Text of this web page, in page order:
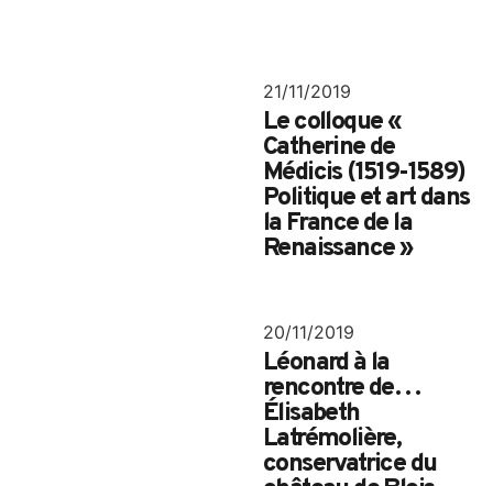
21/11/2019
Le colloque «
Catherine de
Médicis (1519-1589)
Politique et art dans
la France de la
Renaissance »
20/11/2019
Léonard à la
rencontre de…
Élisabeth
Latrémolière,
conservatrice du